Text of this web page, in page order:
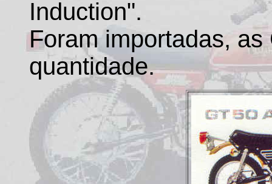
Induction".
Foram importadas,
quantidade.